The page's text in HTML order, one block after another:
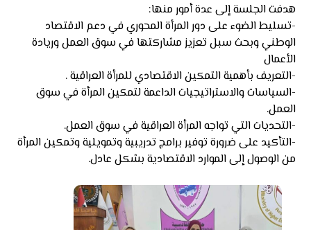
هدفت الجلسة إلى عدة أمور منها:
-تسليط الضوء على دور المرأة المحوري في دعم الاقتصاد
الوطني وبحث سبل تعزيز مشاركتها في سوق العمل وريادة
الأعمال
-التعريف بأهمية التمكين الاقتصادي للمرأة العراقية .
-السياسات والاستراتيجيات الداعمة لتمكين المرأة في سوق
العمل.
-التحديات التي تواجه المرأة العراقية في سوق العمل.
-التأكيد على ضرورة توفير برامج تدريبية وتمويلية وتمكين المرأة
من الوصول إلى الموارد الاقتصادية بشكل عادل.